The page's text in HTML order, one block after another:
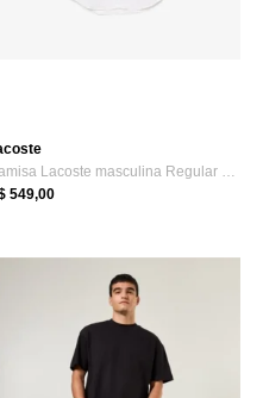
Camisa Lacoste masculina Regular Fit em ...
549,00